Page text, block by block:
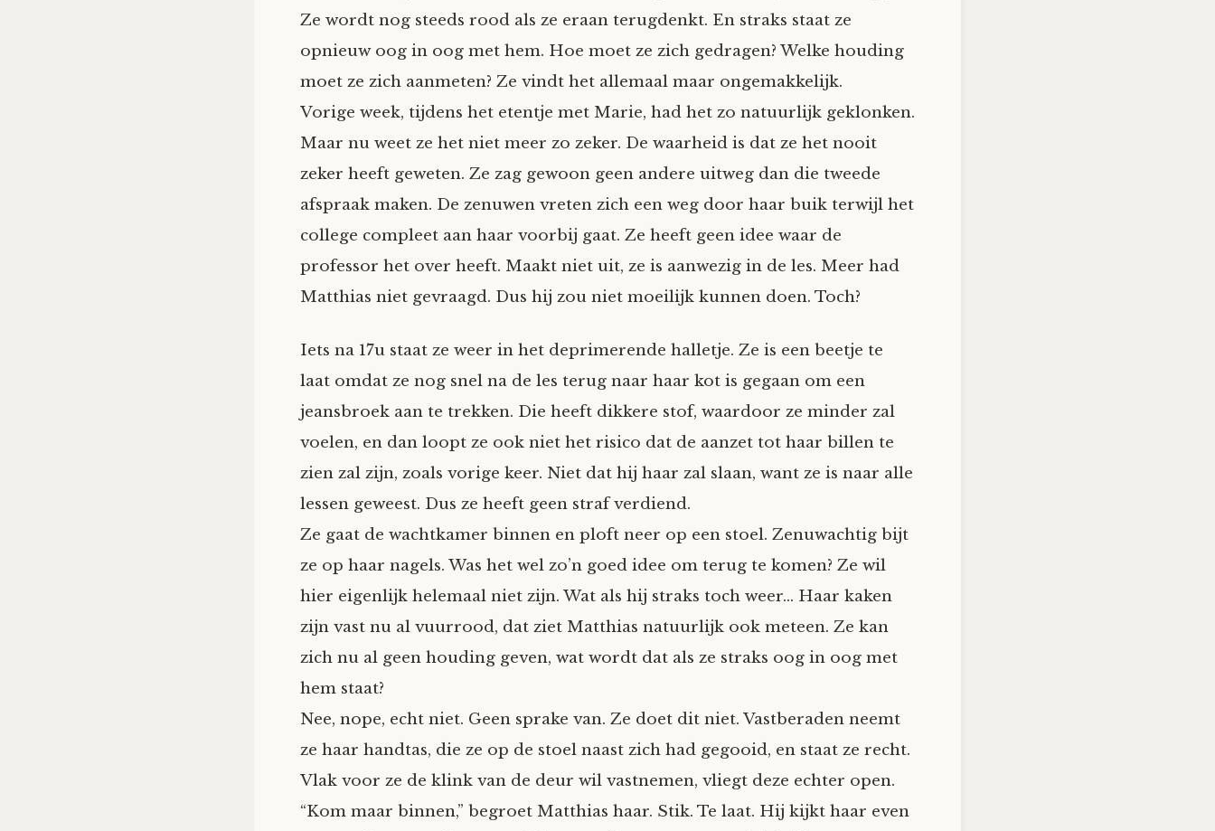
Ze wordt nog steeds rood als ze eraan terugdenkt. En straks staat ze
opnieuw oog in oog met hem. Hoe moet ze zich gedragen? Welke houding
moet ze zich aanmeten? Ze vindt het allemaal maar ongemakkelijk.
Vorige week, tijdens het etentje met Marie, had het zo natuurlijk geklonken.
Maar nu weet ze het niet meer zo zeker. De waarheid is dat ze het nooit
zeker heeft geweten. Ze zag gewoon geen andere uitweg dan die tweede
afspraak maken. De zenuwen vreten zich een weg door haar buik terwijl het
college compleet aan haar voorbij gaat. Ze heeft geen idee waar de
professor het over heeft. Maakt niet uit, ze is aanwezig in de les. Meer had
Matthias niet gevraagd. Dus hij zou niet moeilijk kunnen doen. Toch?
Iets na 17u staat ze weer in het deprimerende halletje. Ze is een beetje te
laat omdat ze nog snel na de les terug naar haar kot is gegaan om een
jeansbroek aan te trekken. Die heeft dikkere stof, waardoor ze minder zal
voelen, en dan loopt ze ook niet het risico dat de aanzet tot haar billen te
zien zal zijn, zoals vorige keer. Niet dat hij haar zal slaan, want ze is naar alle
lessen geweest. Dus ze heeft geen straf verdiend.
Ze gaat de wachtkamer binnen en ploft neer op een stoel. Zenuwachtig bijt
ze op haar nagels. Was het wel zo’n goed idee om terug te komen? Ze wil
hier eigenlijk helemaal niet zijn. Wat als hij straks toch weer… Haar kaken
zijn vast nu al vuurrood, dat ziet Matthias natuurlijk ook meteen. Ze kan
zich nu al geen houding geven, wat wordt dat als ze straks oog in oog met
hem staat?
Nee, nope, echt niet. Geen sprake van. Ze doet dit niet. Vastberaden neemt
ze haar handtas, die ze op de stoel naast zich had gegooid, en staat ze recht.
Vlak voor ze de klink van de deur wil vastnemen, vliegt deze echter open.
“Kom maar binnen,” begroet Matthias haar. Stik. Te laat. Hij kijkt haar even